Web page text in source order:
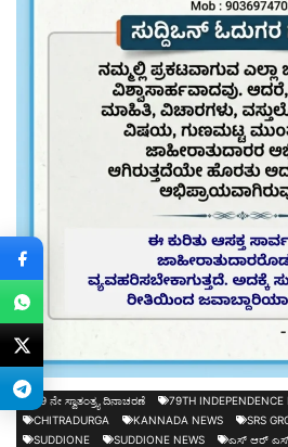
79 ನೇ ಸ್ವಾತಂತ್ರ್ಯ ದಿನಾಚರಣೆ 79TH INDEPENDENCE
CHITRADURGA
KANNADA NEWS
SRS
SUDDIONE
SUDDIONE NEWS ಎಸ್‌ ಆರ್‌ ಎಸ್‌